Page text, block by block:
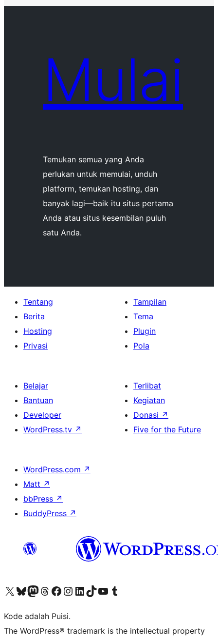
Mulai
Temukan semua yang Anda
perlukan untuk memulai, unduh
platform, temukan hosting, dan
banyak lagi—baik itu situs pertama
Anda atau situs kesembilan puluh
satu Anda.
Tentang
Berita
Hosting
Privasi
Tampilan
Tema
Plugin
Pola
Belajar
Bantuan
Developer
WordPress.tv ↗
Terlibat
Kegiatan
Donasi ↗
Five for the Future
WordPress.com ↗
Matt ↗
bbPress ↗
BuddyPress ↗
Kunjungi akun X (sebelumnya Twitter) kamiVisit our Bluesky account
Kunjungi akun Mastodon kami
Visit our Threads account
Kunjungi halaman Facebook kamiKunjungi akun Instagram kamiKunjungi akun LinkedIn kami
Visit our TikTok account
Kunjungi channel YouTube kamiVisit our Tumblr account
Kode adalah Puisi.
The WordPress® trademark is the intellectual property